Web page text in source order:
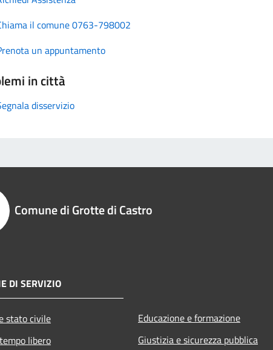
il comune 0763-798002
un appuntamento
in città
disservizio
Comune di Grotte di Castro
DI SERVIZIO
stato civile
libero
Educazione e formazione
Giustizia e sicurezza pubblica